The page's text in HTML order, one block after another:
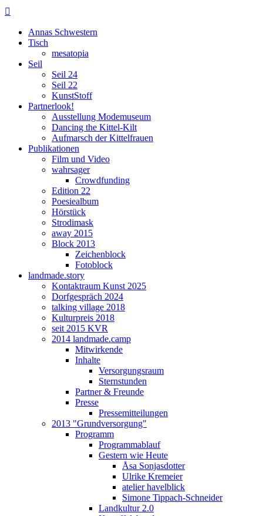

Annas Schwestern
Tisch
mesatopia
Seil
Seil 24
Seil 22
KunstStoff
Partnerlook!
Ausstellung Modemuseum
Dancing the Kittel-Kilt
Aufmarsch der Kittelfrauen
Publikationen
Film und Video
wahrsager
Crowdfunding
Edition 22
Poesiealbum
Hörstück
Strodimask
away 2015
Block 2013
Zeichenblock
Fotoblock
landmade.story
Kontaktraum Kunst 2025
Dorfgespräch 2024
talking village 2018
Kulturpreis 2018
seit 2015 KVR
2014 landmade.camp
Mitwirkende
Inhalte
Versorgungsraum
Sternstunden
Partner & Freunde
Presse
Pressemitteilungen
2013 "Grundversorgung"
Programm
Programmablauf
Gestern wie Heute
Åsa Sonjasdotter
Ulrike Kremeier
atelier havelblick
Simone Tippach-Schneider
Landkultur 2.0